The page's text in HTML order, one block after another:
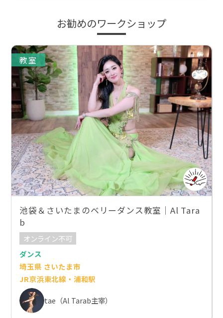
お勧めのワークショップ
教室
池袋＆さいたまのベリーダンス教室｜Al Tara
b
オンライン不可
ダンス
埼玉県 さいたま市
JR京浜東北線・浦和駅
tae（Al Tarab主宰）